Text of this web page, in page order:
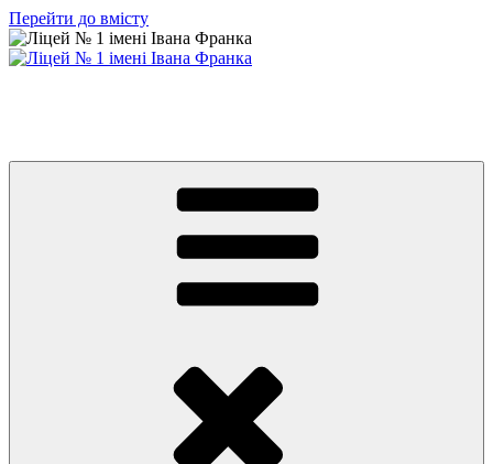
Перейти до вмісту